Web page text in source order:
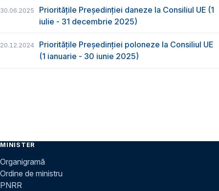
30.06.2025
Prioritățile Președinției daneze la Consiliul UE (1
iulie - 31 decembrie 2025)
20.12.2024
Prioritățile Președinției poloneze la Consiliul UE
(1 ianuarie - 30 iunie 2025)
MINISTER
Organigramă
Ordine de ministru
PNRR